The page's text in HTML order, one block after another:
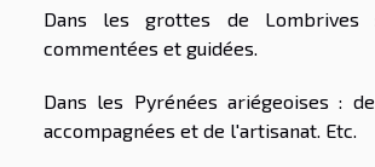
Dans les grottes de Lombrives
commentées et guidées.
Dans les Pyrénées ariégeoises :
accompagnées et de l'artisanat. Etc.